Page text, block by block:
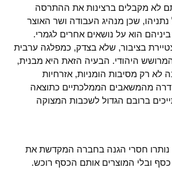
לא מקבלים ברצינות את ההתרסה
שכן מנהיג העבודה ושר האוצר
הוא על נושאים אחרים לגמרי.
בציבור, שלא בצדק, כמפלגה ערבית
היהודי. הבעיה הזאת היא מבנית,
לא רק מסיבות הומניות, אזרחיות
מהמשאבים הממלכתיים כתוצאה
ברובם הגדול לשכבות המצוקה
נותרו חסרי הגנה בחברה המקדשת את
ובלי המוצרים אותם הכסף רוכש.